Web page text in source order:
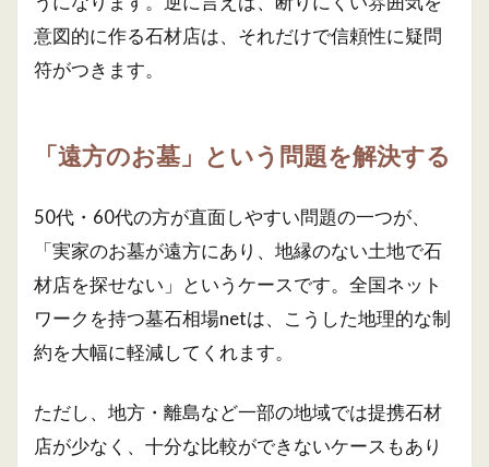
意図的に作る石材店は、それだけで信頼性に疑問
符がつきます。
「遠方のお墓」という問題を解決する
50代・60代の方が直面しやすい問題の一つが、
「実家のお墓が遠方にあり、地縁のない土地で石
材店を探せない」というケースです。全国ネット
ワークを持つ墓石相場netは、こうした地理的な制
約を大幅に軽減してくれます。
ただし、地方・離島など一部の地域では提携石材
店が少なく、十分な比較ができないケースもあり